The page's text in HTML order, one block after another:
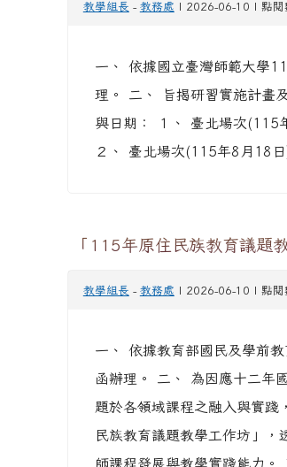
教學組長 - 教務處 | 2026-06-10 | 點閱
一、 依據國立臺灣師範大學
理。 二、 旨揭研習實施計畫
與日期： １、 臺北場次(115
２、 臺北場次(115年8月18
「115年原住民族教育議題
教學組長 - 教務處 | 2026-06-10 | 點閱
一、 依據教育部國民及學前
函辦理。 二、 為因應十二年
題於各領域課程之融入與實踐
民族教育議題教學工作坊」
師課程發展與教學實踐能力